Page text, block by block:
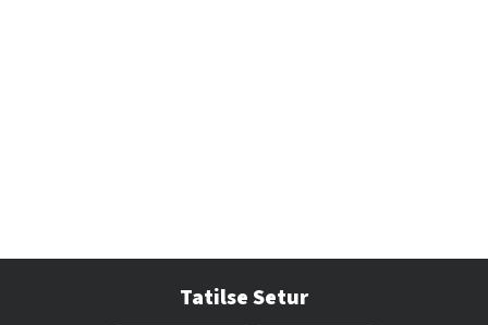
Tatilse Setur